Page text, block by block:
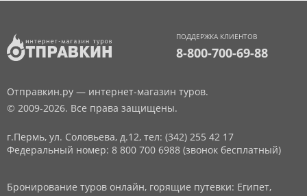
ПОДДЕРЖКА КЛИЕНТОВ
8-800-700-69-88
Отправкин.ру — интернет-магазин туров.
© 2009-2026. Все права защищены.
г.Пермь, ул. Соловьева, д.12, тел: (342) 255 42 17
Федеральный номер: 8 800 700 6988 (звонок бесплатный)
Бронирование туров онлайн, горящие путевки: Египет,